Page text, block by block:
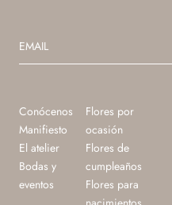
Conócenos
Manifiesto
El atelier
Bodas y
eventos
Flores por
ocasión
Flores de
cumpleaños
Flores para